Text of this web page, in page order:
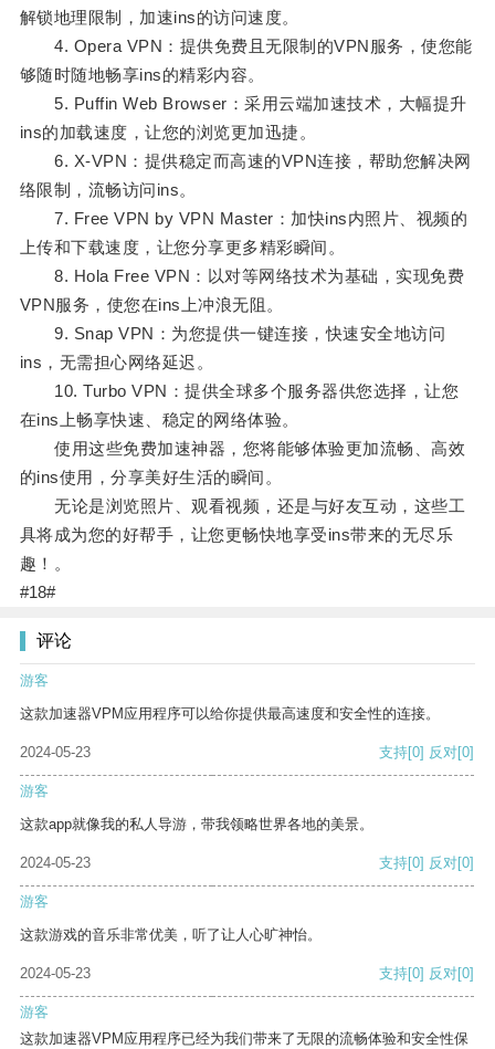
解锁地理限制，加速ins的访问速度。
4. Opera VPN：提供免费且无限制的VPN服务，使您能
够随时随地畅享ins的精彩内容。
5. Puffin Web Browser：采用云端加速技术，大幅提升
ins的加载速度，让您的浏览更加迅捷。
6. X-VPN：提供稳定而高速的VPN连接，帮助您解决网
络限制，流畅访问ins。
7. Free VPN by VPN Master：加快ins内照片、视频的
上传和下载速度，让您分享更多精彩瞬间。
8. Hola Free VPN：以对等网络技术为基础，实现免费
VPN服务，使您在ins上冲浪无阻。
9. Snap VPN：为您提供一键连接，快速安全地访问
ins，无需担心网络延迟。
10. Turbo VPN：提供全球多个服务器供您选择，让您
在ins上畅享快速、稳定的网络体验。
使用这些免费加速神器，您将能够体验更加流畅、高效
的ins使用，分享美好生活的瞬间。
无论是浏览照片、观看视频，还是与好友互动，这些工
具将成为您的好帮手，让您更畅快地享受ins带来的无尽乐
趣！。
#18#
评论
游客
这款加速器VPM应用程序可以给你提供最高速度和安全性的连接。
2024-05-23 支持[0] 反对[0]
游客
这款app就像我的私人导游，带我领略世界各地的美景。
2024-05-23 支持[0] 反对[0]
游客
这款游戏的音乐非常优美，听了让人心旷神怡。
2024-05-23 支持[0] 反对[0]
游客
这款加速器VPM应用程序已经为我们带来了无限的流畅体验和安全性保